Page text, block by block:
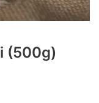
(500g)